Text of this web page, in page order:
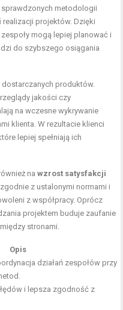
metodologii
realizacji projektów. Dzięki
mogą lepiej planować i
do szybszego osiągania
dostarczanych produktów.
jakości czy
na wczesne wykrywanie
klienta. W rezultacie klienci
lepiej spełniają ich
nawzrost satysfakcji
z ustalonymi normami i
z współpracy. Oprócz
projektem buduje zaufanie
stronami.
Opis
działań zespołów przy
i lepsza zgodność z